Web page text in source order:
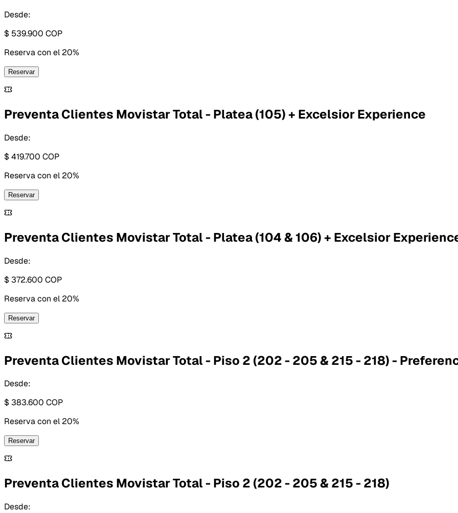
Desde:
$ 539.900 COP
Reserva con el 20%
Reservar
Preventa Clientes Movistar Total - Platea (105) + Excelsior Experience
Desde:
$ 419.700 COP
Reserva con el 20%
Reservar
Preventa Clientes Movistar Total - Platea (104 & 106) + Excelsior
Desde:
$ 372.600 COP
Reserva con el 20%
Reservar
Preventa Clientes Movistar Total - Piso 2 (202 - 205 & 215 - 218) -
Desde:
$ 383.600 COP
Reserva con el 20%
Reservar
Preventa Clientes Movistar Total - Piso 2 (202 - 205 & 215 - 218)
Desde: